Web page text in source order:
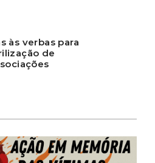
às verbas para
de